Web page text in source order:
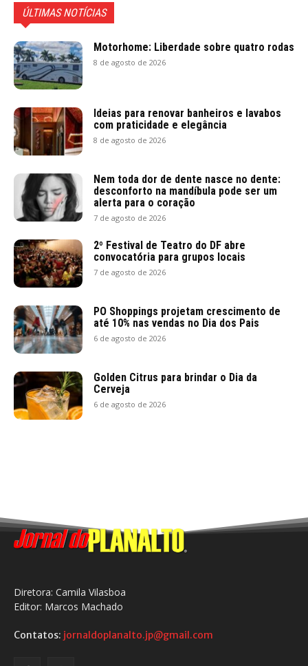
ÚLTIMAS NOTÍCIAS
Motorhome: Liberdade sobre quatro rodas
8 de agosto de 2026
Ideias para renovar banheiros e lavabos
com praticidade e elegância
8 de agosto de 2026
Nem toda dor de dente nasce no dente:
desconforto na mandíbula pode ser um
alerta para o coração
7 de agosto de 2026
2º Festival de Teatro do DF abre
convocatória para grupos locais
7 de agosto de 2026
PO Shoppings projetam crescimento de
até 10% nas vendas no Dia dos Pais
6 de agosto de 2026
Golden Citrus para brindar o Dia da
Cerveja
6 de agosto de 2026
Diretora: Camila Vilasboa
Editor: Marcos Machado
Contatos: jornaldoplanalto.jp@gmail.com